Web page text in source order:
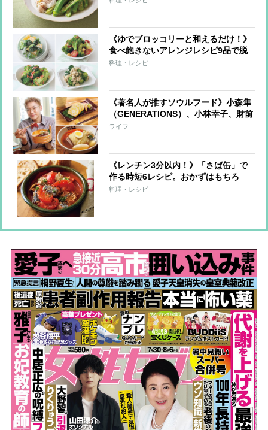
《ゆでブロッコリーと和えるだけ！》
食べ飽きないアレンジレシピ9品で脱
マンネリ！
料理・レシピ
《著名人が推すソウルフード》小森隼
（GENERATIONS）、小林幸子、財前
直見らが愛する味は？お店やお取り寄
ライフ
《レンチン3分以内！》「さば缶」で
作る時短6レシピ。おかずはもちろ
ん、サンドもごはん系もおまかせ！
料理・レシピ